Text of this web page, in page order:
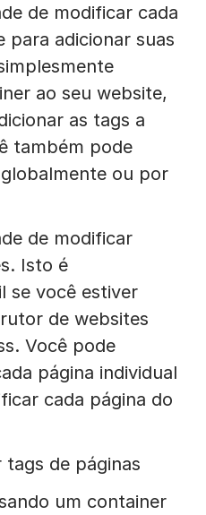
de modificar cada
para adicionar suas
ao seu website,
as tags a
também pode
ou por
de modificar
Isto é
se você estiver
de websites
Você pode
página individual
cada página do
tags de páginas
um container